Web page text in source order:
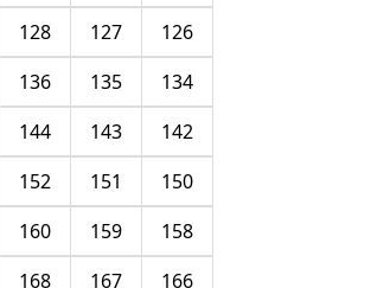
126
127
128
134
135
136
142
143
144
150
151
152
158
159
160
166
167
168